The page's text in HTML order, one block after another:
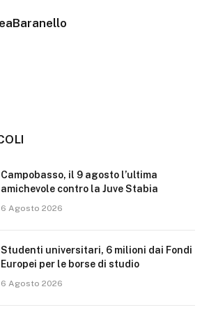
Campobasso, il 9 agosto l’ultima
amichevole contro la Juve Stabia
6 Agosto 2026
Studenti universitari, 6 milioni dai Fondi
Europei per le borse di studio
6 Agosto 2026